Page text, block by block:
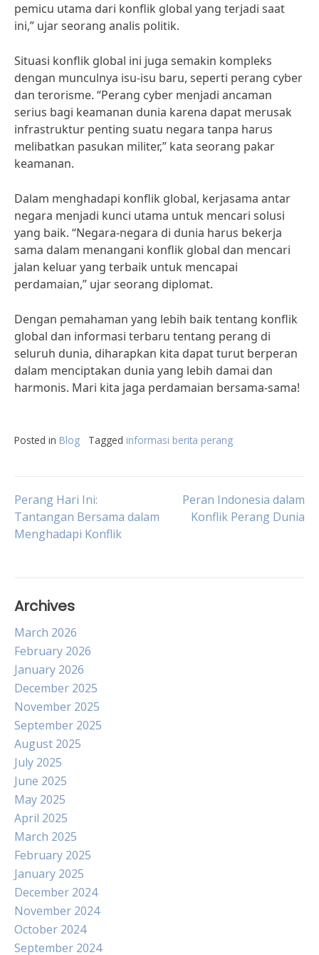
pemicu utama dari konflik global yang terjadi saat
ini,” ujar seorang analis politik.
Situasi konflik global ini juga semakin kompleks
dengan munculnya isu-isu baru, seperti perang cyber
dan terorisme. “Perang cyber menjadi ancaman
serius bagi keamanan dunia karena dapat merusak
infrastruktur penting suatu negara tanpa harus
melibatkan pasukan militer,” kata seorang pakar
keamanan.
Dalam menghadapi konflik global, kerjasama antar
negara menjadi kunci utama untuk mencari solusi
yang baik. “Negara-negara di dunia harus bekerja
sama dalam menangani konflik global dan mencari
jalan keluar yang terbaik untuk mencapai
perdamaian,” ujar seorang diplomat.
Dengan pemahaman yang lebih baik tentang konflik
global dan informasi terbaru tentang perang di
seluruh dunia, diharapkan kita dapat turut berperan
dalam menciptakan dunia yang lebih damai dan
harmonis. Mari kita jaga perdamaian bersama-sama!
Posted in Blog Tagged informasi berita perang
Post
navigation
Perang Hari Ini:
Tantangan Bersama dalam
Menghadapi Konflik
Peran Indonesia dalam
Konflik Perang Dunia
Archives
March 2026
February 2026
January 2026
December 2025
November 2025
September 2025
August 2025
July 2025
June 2025
May 2025
April 2025
March 2025
February 2025
January 2025
December 2024
November 2024
October 2024
September 2024